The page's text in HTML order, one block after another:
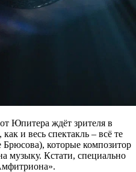
Юпитера ждёт зрителя в
и весь спектакль – всё те
которые композитор
музыку. Кстати, специально